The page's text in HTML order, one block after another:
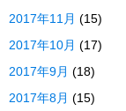
2017年11月 (15)
2017年10月 (17)
2017年9月 (18)
2017年8月 (15)